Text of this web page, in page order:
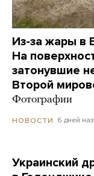
Из-за жары в
На
затонувшие
Второй
Фотографии
НОВОСТИ 6 дней
Украинский